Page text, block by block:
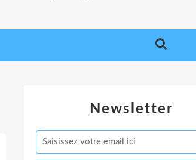
Newsletter